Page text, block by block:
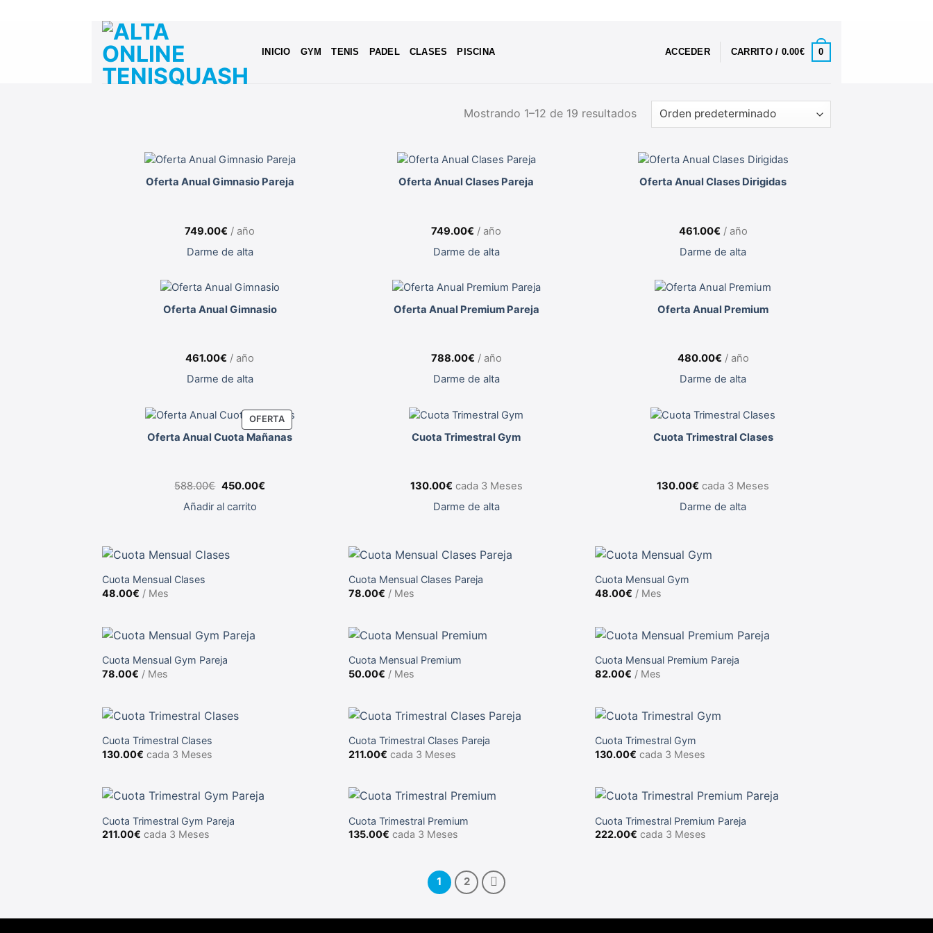
INICIO GYM TENIS PADEL CLASES PISCINA ACCEDER CARRITO / 0.00€ 0
Mostrando 1–12 de 19 resultados
Oferta Anual Gimnasio Pareja
749.00€ / año
Darme de alta
Oferta Anual Clases Pareja
749.00€ / año
Darme de alta
Oferta Anual Clases Dirigidas
461.00€ / año
Darme de alta
Oferta Anual Gimnasio
461.00€ / año
Darme de alta
Oferta Anual Premium Pareja
788.00€ / año
Darme de alta
Oferta Anual Premium
480.00€ / año
Darme de alta
OFERTA
PRODUCTO
Oferta Anual Cuota Mañanas
588.00€ El
original
era:
450.00€El
Añadir al carrito
Cuota Trimestral Gym
130.00€ cada 3 Meses
Darme de alta
Cuota Trimestral Clases
130.00€ cada 3 Meses
Darme de alta
Cuota Mensual Clases
48.00€ / Mes
Cuota Mensual Clases Pareja
78.00€ / Mes
Cuota Mensual Gym
48.00€ / Mes
Cuota Mensual Gym Pareja
78.00€ / Mes
Cuota Mensual Premium
50.00€ / Mes
Cuota Mensual Premium Pareja
82.00€ / Mes
Cuota Trimestral Clases
130.00€ cada 3 Meses
Cuota Trimestral Clases Pareja
211.00€ cada 3 Meses
Cuota Trimestral Gym
130.00€ cada 3 Meses
Cuota Trimestral Gym Pareja
211.00€ cada 3 Meses
Cuota Trimestral Premium
135.00€ cada 3 Meses
Cuota Trimestral Premium Pareja
222.00€ cada 3 Meses
1 2